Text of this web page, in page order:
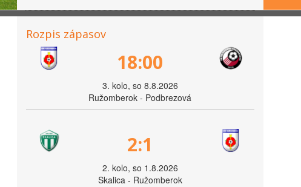
Rozpis zápasov
18:00
3. kolo, so 8.8.2026
Ružomberok - Podbrezová
2:1
2. kolo, so 1.8.2026
Skalica - Ružomberok